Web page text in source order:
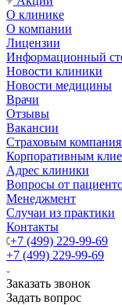
О клинике
О компании
Лицензии
Информационный
Новости клиники
Новости медицины
Врачи
Отзывы
Вакансии
Страховым
Корпоративным
Адрес клиники
Вопросы от
Менеджмент
Случаи из практики
Контакты
+7 (499) 229-99-69
+7 (499) 229-99-69
Заказать звонок
Задать вопрос